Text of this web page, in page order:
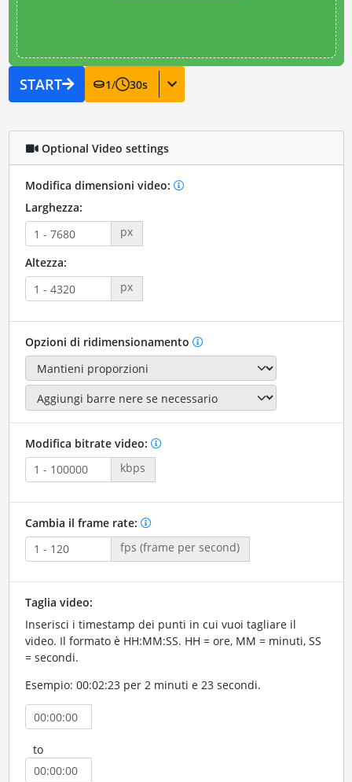
START 1/ 30s
Optional Video settings
Modifica dimensioni video:
Larghezza:
px
Altezza:
px
Opzioni di ridimensionamento
Modifica bitrate video:
kbps
Cambia il frame rate:
fps (frame per second)
Taglia video:
Inserisci i timestamp dei punti in cui vuoi tagliare il
video. Il formato è HH:MM:SS. HH = ore, MM = minuti, SS
= secondi.
Esempio: 00:02:23 per 2 minuti e 23 secondi.
to